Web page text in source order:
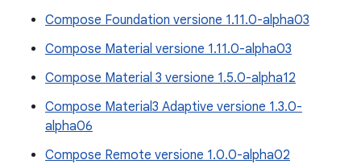
Compose Foundation versione 1.11.0-alpha03
Compose Material versione 1.11.0-alpha03
Compose Material 3 versione 1.5.0-alpha12
Compose Material3 Adaptive versione 1.3.0-
alpha06
Compose Remote versione 1.0.0-alpha02